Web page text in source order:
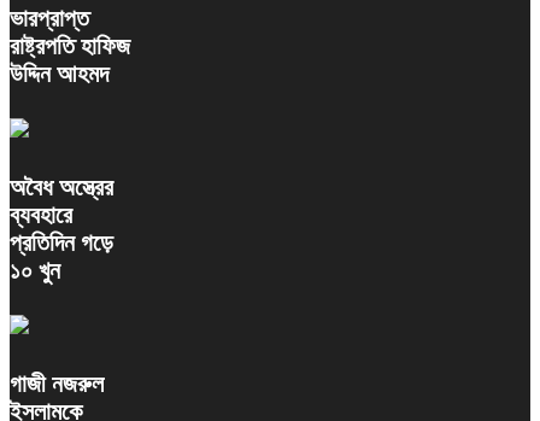
ভারপ্রাপ্ত
রাষ্ট্রপতি হাফিজ
উদ্দিন আহমদ
অবৈধ অস্ত্রের
ব্যবহারে
প্রতিদিন গড়ে
১০ খুন
গাজী নজরুল
ইসলামকে